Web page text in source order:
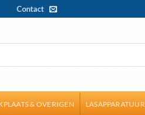
Contact
& OVERIGEN LASAPPARATUUR